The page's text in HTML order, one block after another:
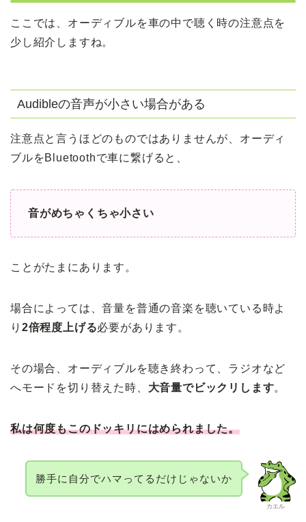
ここでは、オーディブルを車の中で聴く時の注意点を
少し紹介しますね。
Audibleの音声が小さい場合がある
注意点と言うほどのものではありませんが、オーディ
ブルをBluetoothで車に繋げると、
音がめちゃくちゃ小さい
ことがたまにあります。
場合によっては、音量を普通の音楽を聴いている時よ
り 2倍程度上げる必要があります。
その場合、オーディブルを聴き終わって、ラジオなど
へモードを切り替えた時、 大音量でビックリします。
私は何度もこのドッキリにはめられました。
カエル
勝手に自分でハマってるだけじゃないか